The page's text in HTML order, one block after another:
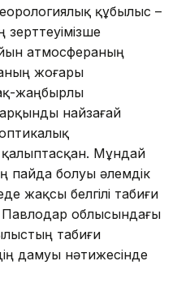
құбылыс –
зерттеуімізше
атмосфераның
жоғары
жаңбырлы
найзағай
Мұндай
пайда болуы әлемдік
жақсы белгілі табиғи
облысындағы
табиғи
дамуы нәтижесінде